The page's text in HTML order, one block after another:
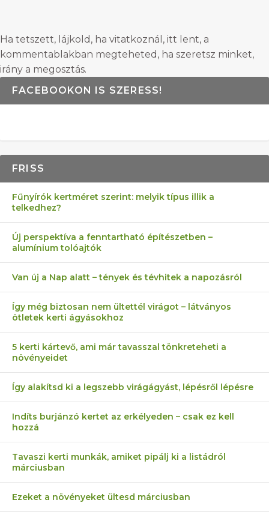
Ha tetszett, lájkold, ha vitatkoznál, itt lent, a
kommentablakban megteheted, ha szeretsz minket,
irány a megosztás.
FACEBOOKON IS SZERESS!
FRISS
Fűnyírók kertméret szerint: melyik típus illik a
telkedhez?
Új perspektíva a fenntartható építészetben –
alumínium tolóajtók
Van új a Nap alatt – tények és tévhitek a napozásról
Így még biztosan nem ültettél virágot – látványos
ötletek kerti ágyásokhoz
5 kerti kártevő, ami már tavasszal tönkreteheti a
növényeidet
Így alakítsd ki a legszebb virágágyást, lépésről lépésre
Indíts burjánzó kertet az erkélyeden – csak ez kell
hozzá
Tavaszi kerti munkák, amiket pipálj ki a listádról
márciusban
Ezeket a növényeket ültesd márciusban